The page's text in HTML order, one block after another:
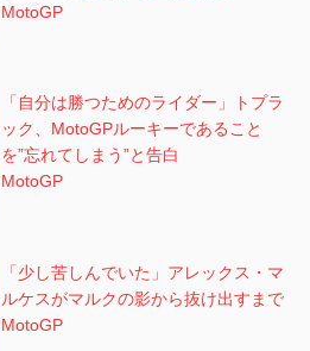
MotoGP
「自分は勝つためのライダー」トプラ
ック、MotoGPルーキーであること
を”忘れてしまう”と告白
MotoGP
「少し苦しんでいた」アレックス・マ
ルケスがマルクの影から抜け出すまで
MotoGP